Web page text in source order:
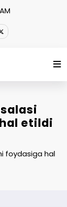
etildi
foydasiga hal